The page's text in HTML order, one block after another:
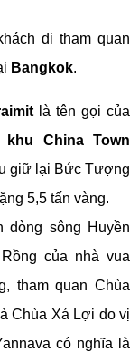
đi tham quan
Bangkok.
là tên gọi của
khu China Town
giữ lại Bức Tượng
5,5 tấn vàng.
dòng sông Huyền
của nhà vua
tham quan Chùa
Chùa Xá Lợi do vị
có nghĩa là